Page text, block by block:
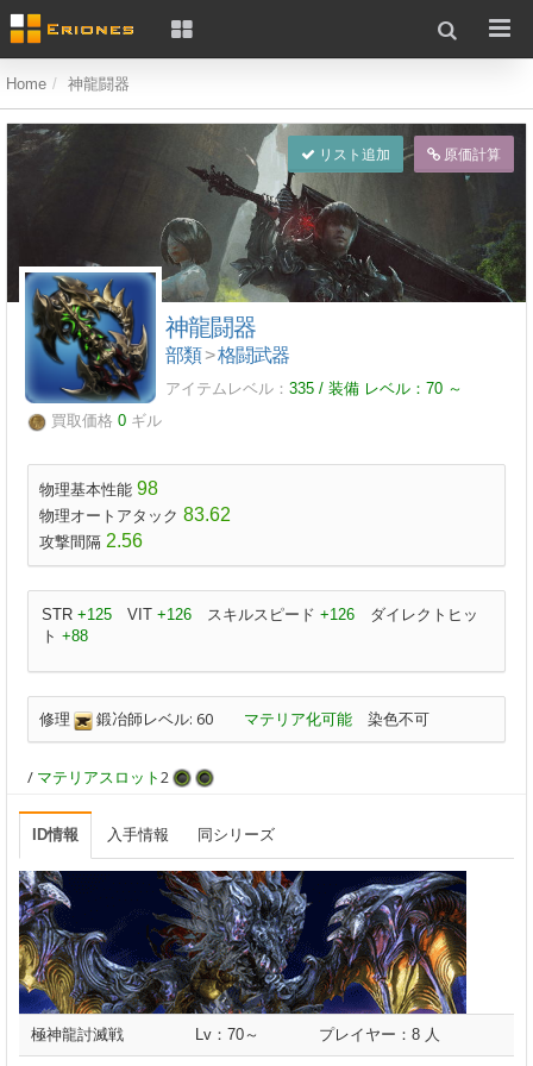
Home 神龍闘器
リスト追加 原価計算
神龍闘器
部類>格闘武器
アイテムレベル： 335 / 装備 レベル： 70 ～
買取価格 0 ギル
物理基本性能 98
物理オートアタック 83.62
攻撃間隔 2.56
STR +125 VIT +126 スキルスピード +126 ダイレクトヒッ
ト +88
修理 鍛冶師レベル: 60 マテリア化可能 染色不可
/ マテリアスロット2
ID情報 入手情報 同シリーズ
極神龍討滅戦 Lv：70～ プレイヤー：8 人